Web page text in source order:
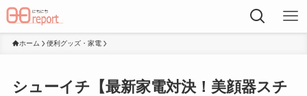
ホーム 便利グッズ・家電
シューイチ【最新家電対決！美顔器スチ